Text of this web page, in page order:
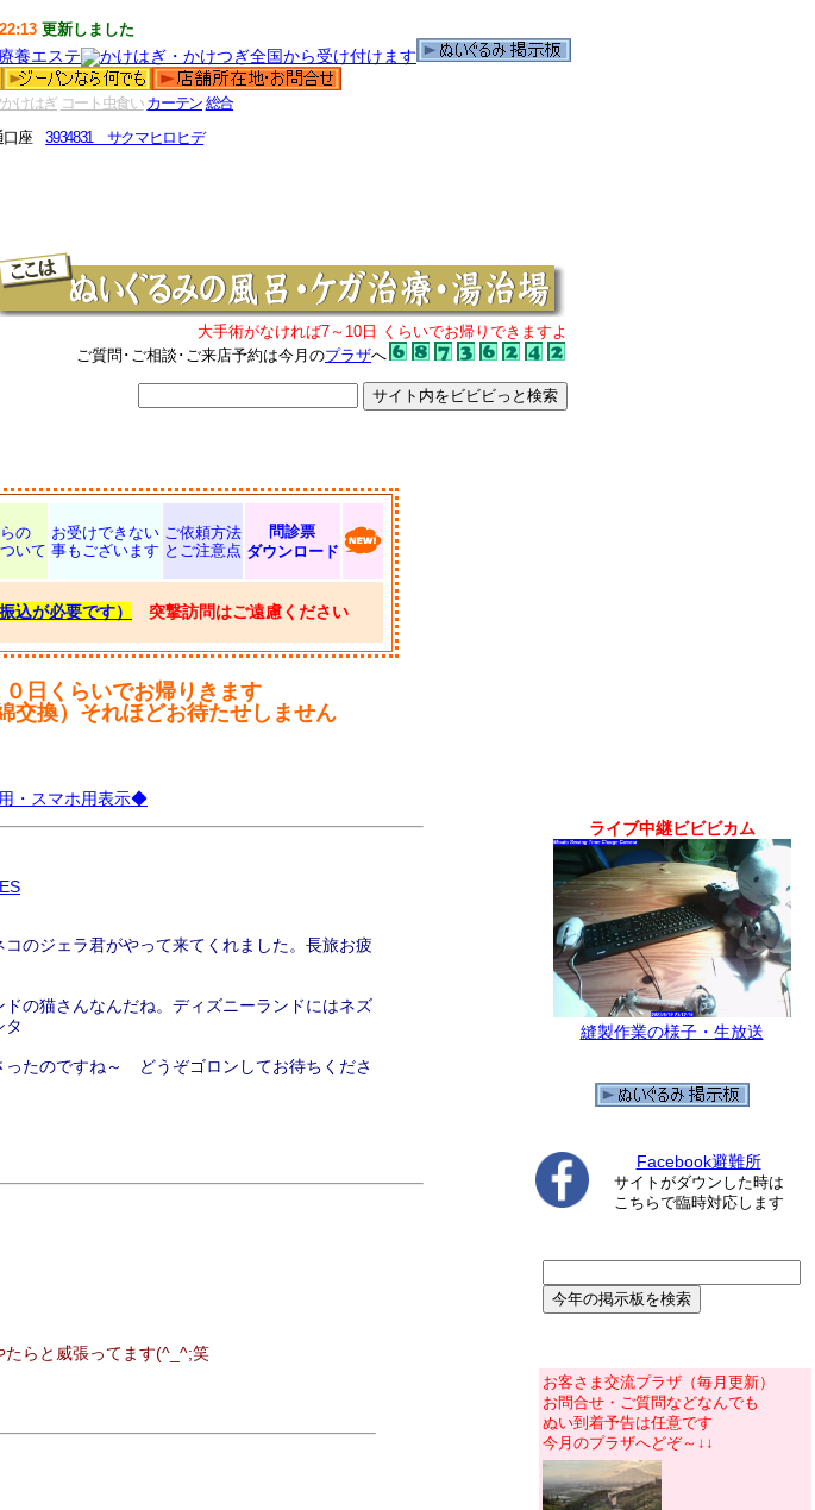
更新しました
けはぎ コート虫食い カーテン 総合
口座3934831 サクマヒロヒデ
大手術がなければ7～10日 くらいでお帰りできますよ
ご質問･ご相談･ご来店予約は今月のプラザへ
の
いて
お受けできない
事もございます
ご依頼方法
とご注意点
問診票
ダウンロード
込が必要です） 突撃訪問はご遠慮ください
日くらいでお帰りきます
交換）それほどお待たせしません
・スマホ用表示◆
のジェラ君がやって来てくれました。長旅お疲
の猫さんなんだね。ディズニーランドにはネズ
タ
ったのですね～ どうぞゴロンしてお待ちくださ
らと威張ってます(^_^;笑
ライブ中継ビビビカム
縫製作業の様子・生放送
Facebook避難所
サイトがダウンした時は
こちらで臨時対応します
お客さま交流プラザ（毎月更新）
お問合せ・ご質問などなんでも
ぬい到着予告は任意です
今月のプラザへどぞ～↓↓